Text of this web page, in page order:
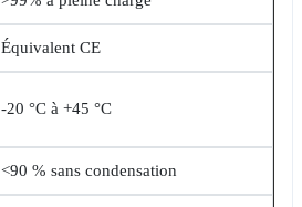
Équivalent CE
-20 °C à +45 °C
<90 % sans condensation